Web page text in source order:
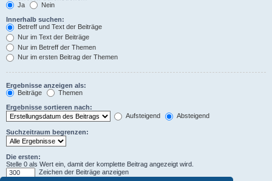
Ja
Nein
Innerhalb suchen:
Betreff und Text der Beiträge
Nur im Text der Beiträge
Nur im Betreff der Themen
Nur im ersten Beitrag der Themen
Ergebnisse anzeigen als:
Beiträge
Themen
Ergebnisse sortieren nach:
Aufsteigend
Absteigend
Suchzeitraum begrenzen:
Die ersten:
Stelle 0 als Wert ein, damit der komplette Beitrag angezeigt wird.
Zeichen der Beiträge anzeigen